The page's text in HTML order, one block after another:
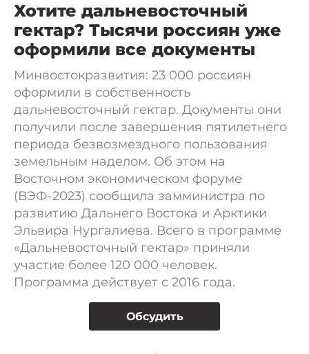
Хотите дальневосточный
гектар? Тысячи россиян уже
оформили все документы
Минвостокразвития: 23 000 россиян
оформили в собственность
дальневосточный гектар. Документы они
получили после завершения пятилетнего
периода безвозмездного пользования
земельным наделом. Об этом на
Восточном экономическом форуме
(ВЭФ-2023) сообщила замминистра по
развитию Дальнего Востока и Арктики
Эльвира Нургалиева. Всего в программе
«Дальневосточный гектар» приняли
участие более 120 000 человек.
Программа действует с 2016 года.
Обсудить